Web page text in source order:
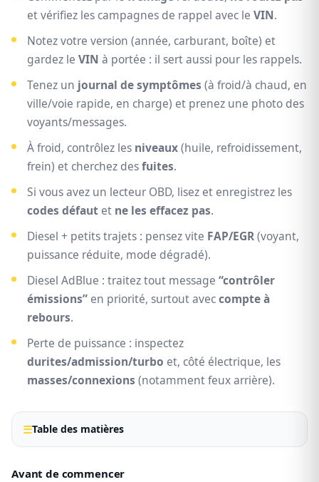
et vérifiez les campagnes de rappel avec le VIN.
Notez votre version (année, carburant, boîte) et
gardez le VIN à portée : il sert aussi pour les rappels.
Tenez un journal de symptômes (à froid/à chaud, en
ville/voie rapide, en charge) et prenez une photo des
voyants/messages.
À froid, contrôlez les niveaux(huile, refroidissement,
frein) et cherchez desfuites.
Si vous avez un lecteur OBD, lisez et enregistrez les
codes défaut et ne les effacez pas.
Diesel + petits trajets : pensez vite FAP/EGR(voyant,
puissance réduite, mode dégradé).
Diesel AdBlue : traitez tout message “contrôler
émissions” en priorité, surtout aveccompte à
rebours.
Perte de puissance : inspectez
durites/admission/turbo et, côté électrique, les
masses/connexions (notamment feux arrière).
Table des matières
Avant de commencer